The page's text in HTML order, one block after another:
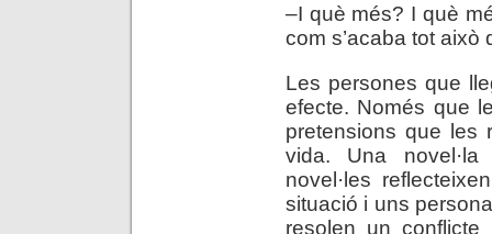
–I què més? I què
com s’acaba tot
Les persones que
efecte. Només que
pretensions que les
vida. Una
novel·les
situació i uns
resolen un